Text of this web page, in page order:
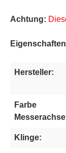
Achtung:
Hersteller:
Farbe
Klinge: